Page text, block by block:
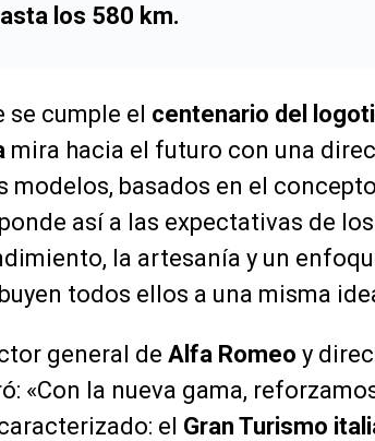
los 580 km.
se cumple el centenario del
mira hacia el futuro con una
modelos, basados en el
así a las expectativas de
la artesanía y un
todos ellos a una misma
general de Alfa Romeo y
«Con la nueva gama,
el Gran Turismo